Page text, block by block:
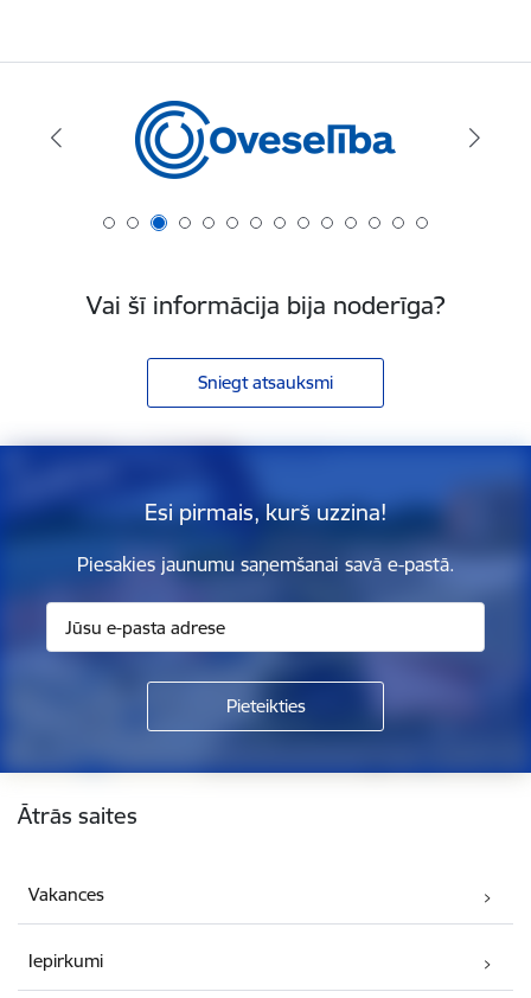
Vai šī informācija bija noderīga?
Sniegt atsauksmi
Esi pirmais, kurš uzzina!
Piesakies jaunumu saņemšanai savā e-pastā.
Ātrās saites
Vakances
Iepirkumi